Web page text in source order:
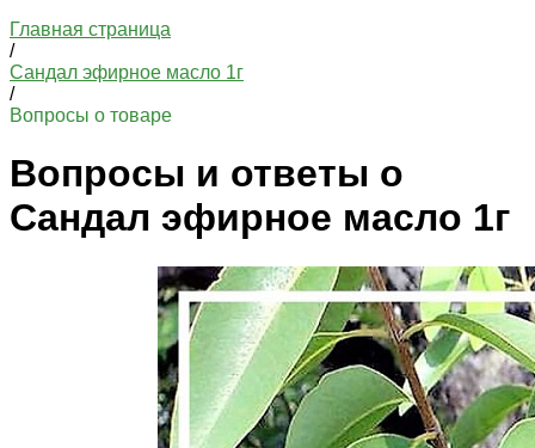
Главная страница
/
Сандал эфирное масло 1г
/
Вопросы о товаре
Вопросы и ответы о
Сандал эфирное масло 1г